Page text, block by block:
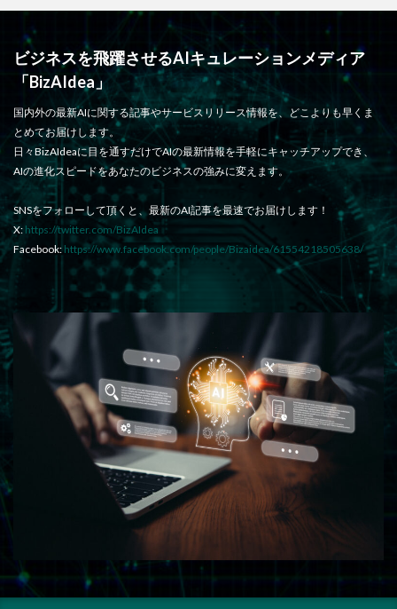
ビジネスを飛躍させるAIキュレーションメディア
「BizAIdea」
国内外の最新AIに関する記事やサービスリリース情報を、どこよりも早くま
とめてお届けします。
日々BizAIdeaに目を通すだけでAIの最新情報を手軽にキャッチアップでき、
AIの進化スピードをあなたのビジネスの強みに変えます。
SNSをフォローして頂くと、最新のAI記事を最速でお届けします！
X: https://twitter.com/BizAIdea
Facebook: https://www.facebook.com/people/Bizaidea/61554218505638/